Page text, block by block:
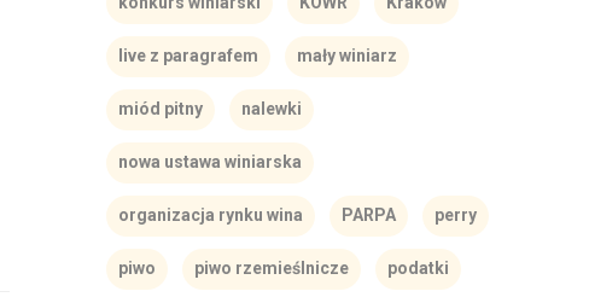
live z paragrafem mały winiarz
miód pitny nalewki
nowa ustawa winiarska
organizacja rynku wina PARPA perry
piwo piwo rzemieślnicze podatki